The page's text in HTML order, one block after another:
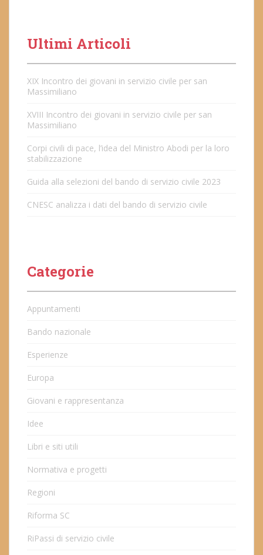
Ultimi Articoli
XIX Incontro dei giovani in servizio civile per san
Massimiliano
XVIII Incontro dei giovani in servizio civile per san
Massimiliano
Corpi civili di pace, l’idea del Ministro Abodi per la loro
stabilizzazione
Guida alla selezioni del bando di servizio civile 2023
CNESC analizza i dati del bando di servizio civile
Categorie
Appuntamenti
Bando nazionale
Esperienze
Europa
Giovani e rappresentanza
Idee
Libri e siti utili
Normativa e progetti
Regioni
Riforma SC
RiPassi di servizio civile